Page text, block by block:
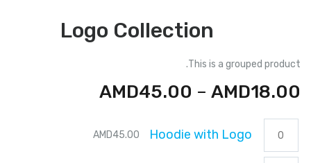
Logo Collection
This is a grouped product.
AMD18.00
–
AMD45.00
with
Logo
Hoodie with Logo
AMD45.00